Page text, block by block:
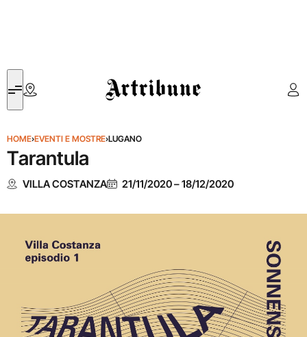
Artribune
HOME›EVENTI E MOSTRE›LUGANO
Tarantula
VILLA COSTANZA 21/11/2020–18/12/2020